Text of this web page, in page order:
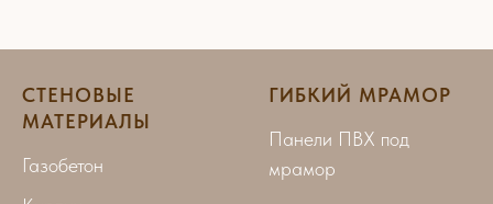
СТЕНОВЫЕ
МАТЕРИАЛЫ
Газобетон
ГИБКИЙ МРАМОР
Панели ПВХ под
мрамор